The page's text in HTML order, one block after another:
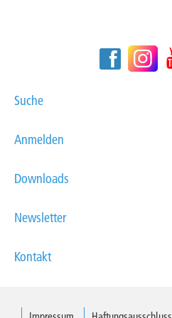
Suche
Anmelden
Downloads
Newsletter
Kontakt